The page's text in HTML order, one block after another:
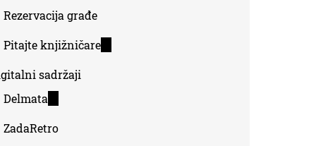
Rezervacija građe
Pitajte knjižničare(link
sadržaji
Delmata
external)
ZadaRetro